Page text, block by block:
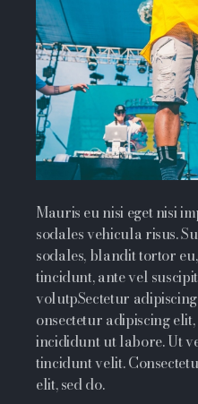
Mauris eu nisi eget nisi
sodales vehicula risus.
sodales, blandit tortor
tincidunt, ante vel
volutpSectetur
onsectetur adipiscing
incididunt ut labore. Ut
tincidunt velit.
elit, sed do.